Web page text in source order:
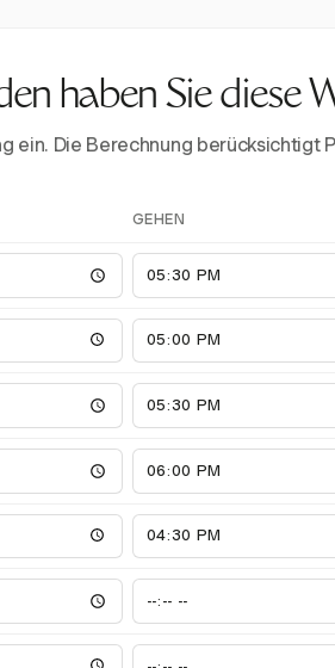
haben Sie diese
ein. Die Berechnung berücksichtigt
GEHEN